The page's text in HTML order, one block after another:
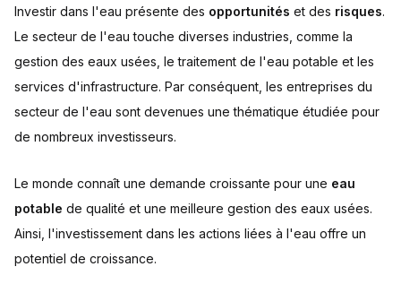
Investir dans l'eau présente des opportunités et des risques.
Le secteur de l'eau touche diverses industries, comme la
gestion des eaux usées, le traitement de l'eau potable et les
services d'infrastructure. Par conséquent, les entreprises du
secteur de l'eau sont devenues une thématique étudiée pour
de nombreux investisseurs.
Le monde connaît une demande croissante pour une eau
potable de qualité et une meilleure gestion des eaux usées.
Ainsi, l'investissement dans les actions liées à l'eau offre un
potentiel de croissance.